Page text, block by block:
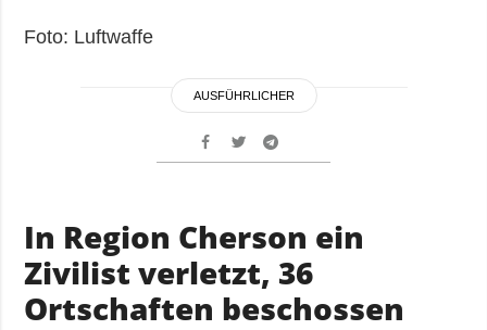
Foto: Luftwaffe
AUSFÜHRLICHER
In Region Cherson ein
Zivilist verletzt, 36
Ortschaften beschossen